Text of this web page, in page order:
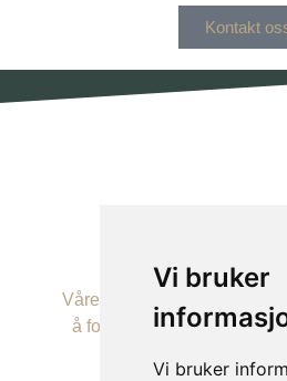
Vi bruker
Vi bruker
Kontakt
Våre behandlere er
å forbedre og gjenopprette